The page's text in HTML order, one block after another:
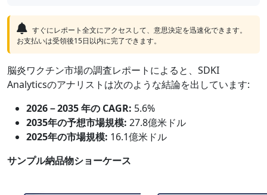
すぐにレポート全文にアクセスして、意思決定を迅速化できます。
お支払いは受領後15日以内に完了できます。
脳炎ワクチン市場の調査レポートによると、SDKI
Analyticsのアナリストは次のような結論を出しています:
2026－2035 年の CAGR: 5.6%
2035年の予想市場規模: 27.8億米ドル
2025年の市場規模: 16.1億米ドル
サンプル納品物ショーケース